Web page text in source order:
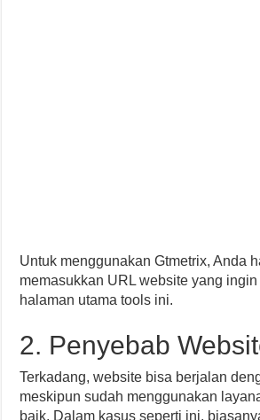
Untuk menggunakan Gtmetrix, Anda
memasukkan URL website yang
halaman utama tools ini.
2. Penyebab
Terkadang, website bisa berjalan
meskipun sudah menggunakan
baik. Dalam kasus seperti ini,